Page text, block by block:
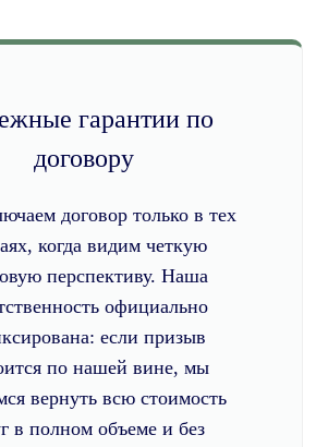
гарантии по
договору
договор только в тех
когда видим четкую
перспективу. Наша
официально
если призыв
по нашей вине, мы
вернуть всю стоимость
в полном объеме и без